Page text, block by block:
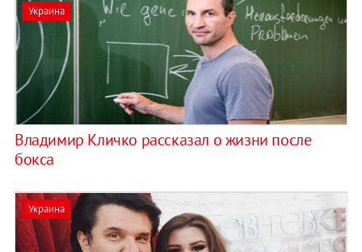
Украина
Владимир Кличко рассказал о жизни после
бокса
Украина